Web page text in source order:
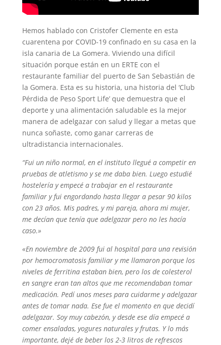
Hemos hablado con Cristofer Clemente en esta
cuarentena por COVID-19 confinado en su casa en la
isla canaria de La Gomera. Viviendo una difícil
situación porque están en un ERTE con el
restaurante familiar del puerto de San Sebastián de
la Gomera. Esta es su historia, una historia del ‘Club
Pérdida de Peso Sport Life’ que demuestra que el
deporte y una alimentación saludable es la mejor
manera de adelgazar con salud y llegar a metas que
nunca soñaste, como ganar carreras de
ultradistancia internacionales.
“Fui un niño normal, en el instituto llegué a competir en
pruebas de atletismo y se me daba bien. Luego estudié
hostelería y empecé a trabajar en el restaurante
familiar y fui engordando hasta llegar a pesar 90 kilos
con 23 años. Mis padres, y mi pareja, ahora mi mujer,
me decían que tenía que adelgazar pero no les hacía
caso.»
«En noviembre de 2009 fui al hospital para una revisión
por hemocromatosis familiar y me llamaron porque los
niveles de ferritina estaban bien, pero los de colesterol
en sangre eran tan altos que me recomendaban tomar
medicación. Pedí unos meses para cuidarme y adelgazar
antes de tomar nada. Ese fue el momento en que decidí
adelgazar. Soy muy cabezón, y desde ese día empecé a
comer ensaladas, yogures naturales y frutas. Y lo más
importante, dejé de beber los 2-3 litros de refrescos